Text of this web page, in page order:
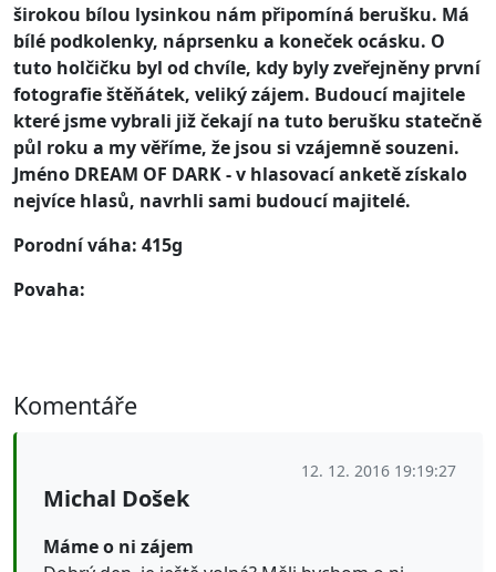
širokou bílou lysinkou nám připomíná berušku. Má
bílé podkolenky, náprsenku a koneček ocásku. O
tuto holčičku byl od chvíle, kdy byly zveřejněny první
fotografie štěňátek, veliký zájem. Budoucí majitele
které jsme vybrali již čekají na tuto berušku statečně
půl roku a my věříme, že jsou si vzájemně souzeni.
Jméno DREAM OF DARK - v hlasovací anketě získalo
nejvíce hlasů, navrhli sami budoucí majitelé.
Porodní váha: 415g
Povaha:
Komentáře
12. 12. 2016 19:19:27
Michal Došek
Máme o ni zájem